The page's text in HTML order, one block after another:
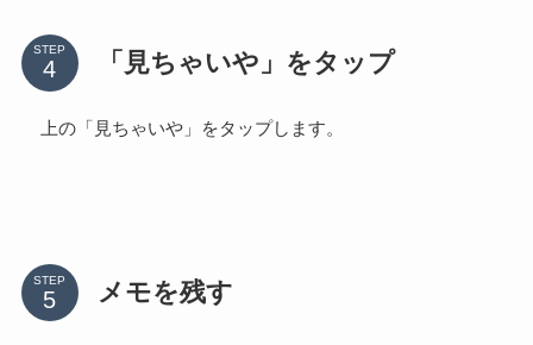
STEP 「見ちゃいや」をタップ
上の「見ちゃいや」をタップします。
STEP メモを残す